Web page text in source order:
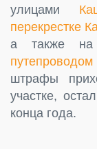
улицами
перекрестке
а также
путепроводом
штрафы
участке,
конца года.